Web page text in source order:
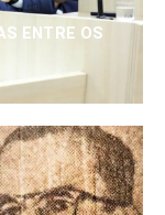
ENTRE OS